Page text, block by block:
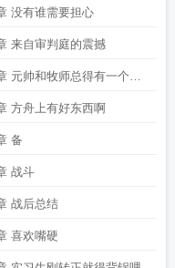
没有谁需要担心
来自审判庭的震撼
元帅和牧师总得有一个魔
方舟上有好东西啊
备
战斗
战后总结
喜欢嘴硬